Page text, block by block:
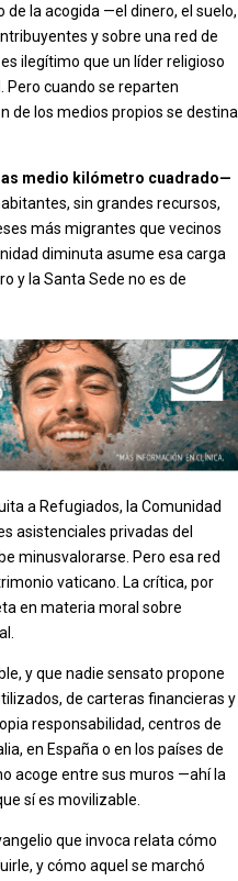
la acogida —el dinero, el suelo,
y sobre una red de
ilegítimo que un líder religioso
cuando se reparten
de los medios propios se destina
medio kilómetro cuadrado—
sin grandes recursos,
más migrantes que vecinos
diminuta asume esa carga
y la Santa Sede no es de
a Refugiados, la Comunidad
asistenciales privadas del
minusvalorarse. Pero esa red
vaticano. La crítica, por
en materia moral sobre
y que nadie sensato propone
de carteras financieras y
responsabilidad, centros de
en España o en los países de
acoge entre sus muros —ahí la
sí es movilizable.
que invoca relata cómo
y cómo aquel se marchó